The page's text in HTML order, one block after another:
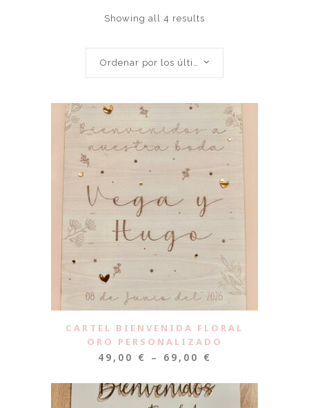
Showing all 4 results
Ordenar por los últimos
CARTEL BIENVENIDA FLORAL
ORO PERSONALIZADO
49,00 € – 69,00 €